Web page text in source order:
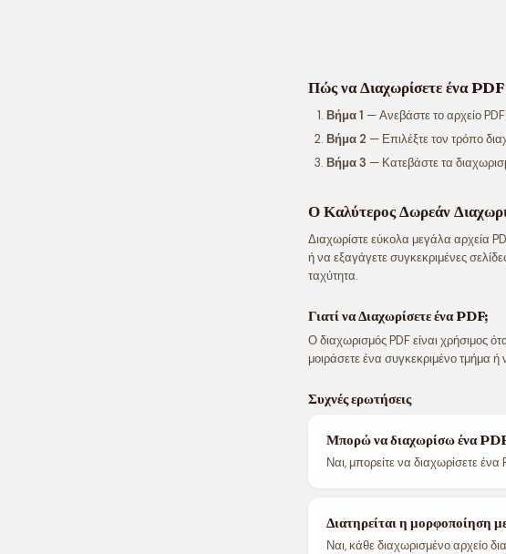
Πώς να Διαχωρίσετε ένα
Βήμα 1 — Ανεβάστε το αρχείο
Βήμα 2 — Επιλέξτε τον τρόπο
Βήμα 3 — Κατεβάστε τα
Ο Καλύτερος Δωρεάν
Διαχωρίστε εύκολα μεγάλα αρχεία
ή να εξαγάγετε συγκεκριμένες
ταχύτητα.
Γιατί να Διαχωρίσετε ένα PDF;
Ο διαχωρισμός PDF είναι χρήσιμος
μοιράσετε ένα συγκεκριμένο τμήμα ή
Συχνές ερωτήσεις
Μπορώ να διαχωρίσω ένα PDF
Ναι, μπορείτε να διαχωρίσετε
Διατηρείται η μορφοποίηση
Ναι, κάθε διαχωρισμένο αρχείο